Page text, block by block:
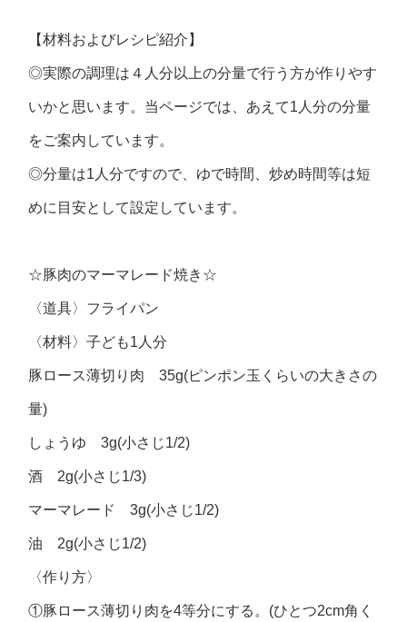
【材料およびレシピ紹介】
◎実際の調理は４人分以上の分量で行う方が作りやす
いかと思います。当ページでは、あえて1人分の分量
をご案内しています。
◎分量は1人分ですので、ゆで時間、炒め時間等は短
めに目安として設定しています。
☆豚肉のマーマレード焼き☆
〈道具〉フライパン
〈材料〉子ども1人分
豚ロース薄切り肉 35g(ピンポン玉くらいの大きさの
量)
しょうゆ 3g(小さじ1/2)
酒 2g(小さじ1/3)
マーマレード 3g(小さじ1/2)
油 2g(小さじ1/2)
〈作り方〉
①豚ロース薄切り肉を4等分にする。(ひとつ2cm角く